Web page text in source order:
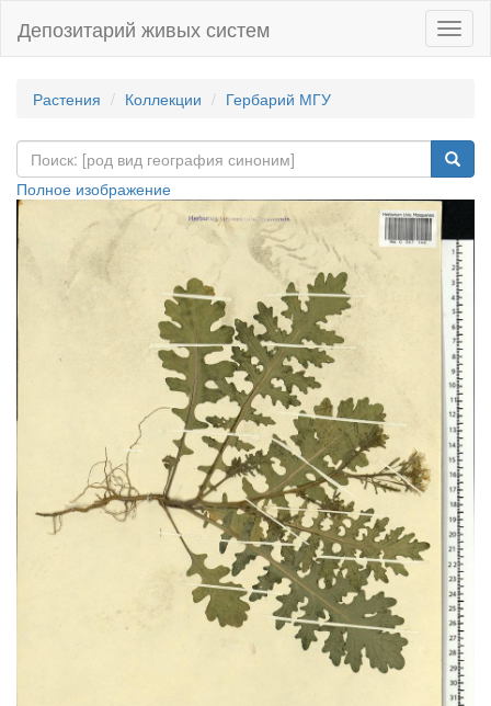
Депозитарий живых систем
Растения Коллекции Гербарий МГУ
Полное изображение